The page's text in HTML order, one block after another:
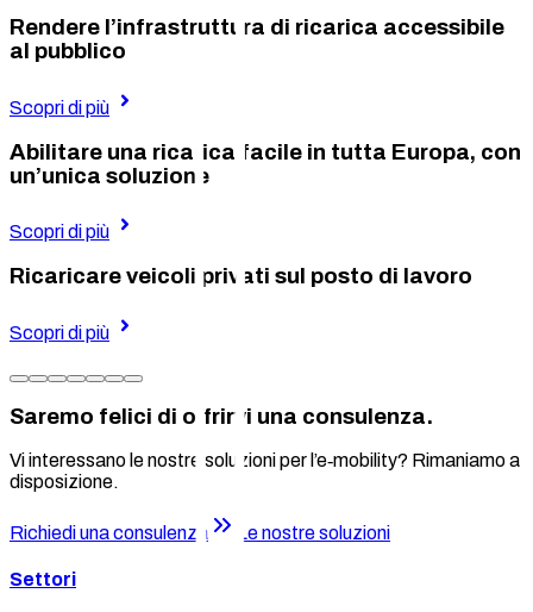
Rendere l’infrastruttura di ricarica accessibile
al pubblico
Scopri di più
Abilitare una ricarica facile in tutta Europa, con
un’unica soluzione
Scopri di più
Ricaricare veicoli privati sul posto di lavoro
Scopri di più
Saremo felici di offrirvi una consulenza.
Vi interessano le nostre soluzioni per l’e‑mobility? Rimaniamo a
disposizione.
Richiedi una consulenza Le nostre soluzioni
Settori